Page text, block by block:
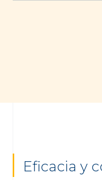
Eficacia y